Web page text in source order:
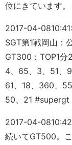
位にきています
2017-04-08
SGT第1戦岡山：
GT300：TOP1分
4、65、3、51、9
61、18、360、
50、21 #supergt
2017-04-08
続いてGT500。